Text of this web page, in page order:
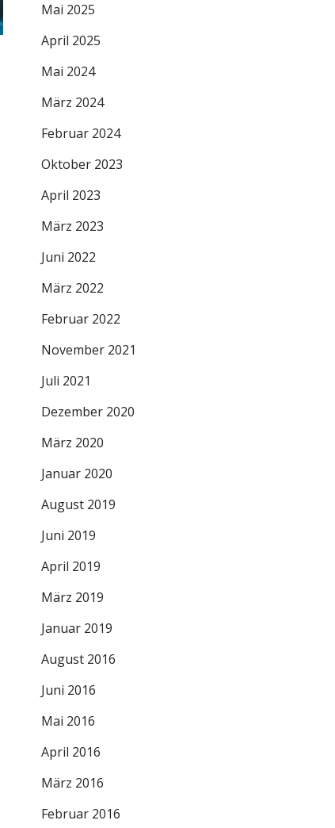
Mai 2025
April 2025
Mai 2024
März 2024
Februar 2024
Oktober 2023
April 2023
März 2023
Juni 2022
März 2022
Februar 2022
November 2021
Juli 2021
Dezember 2020
März 2020
Januar 2020
August 2019
Juni 2019
April 2019
März 2019
Januar 2019
August 2016
Juni 2016
Mai 2016
April 2016
März 2016
Februar 2016